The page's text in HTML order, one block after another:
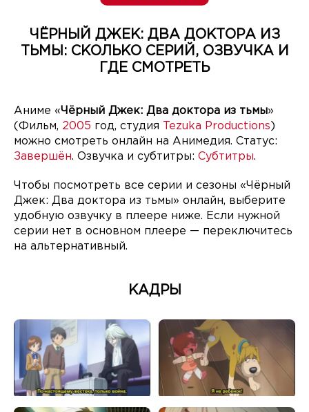
ЧЁРНЫЙ ДЖЕК: ДВА ДОКТОРА ИЗ
ТЬМЫ: СКОЛЬКО СЕРИЙ, ОЗВУЧКА И
ГДЕ СМОТРЕТЬ
Аниме «Чёрный Джек: Два доктора из тьмы»
(Фильм, 2005 год, студия Tezuka Productions )
можно смотреть онлайн на Анимедия. Статус:
Завершён. Озвучка и субтитры: Субтитры.
Чтобы посмотреть все серии и сезоны «Чёрный
Джек: Два доктора из тьмы» онлайн, выберите
удобную озвучку в плеере ниже. Если нужной
серии нет в основном плеере — переключитесь
на альтернативный.
КАДРЫ